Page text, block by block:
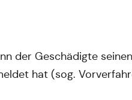
der Geschädigte
hat (sog.